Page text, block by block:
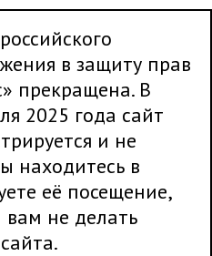
в защиту прав
прекращена. В
2025 года сайт
и не
находитесь в
её посещение,
не делать